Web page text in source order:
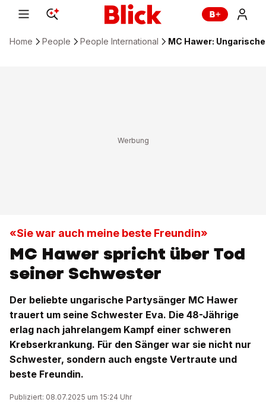
Home People People International MC Hawer:
«Sie war auch meine beste Freundin»
MC Hawer spricht über Tod
seiner Schwester
Der beliebte ungarische Partysänger MC Hawer
trauert um seine Schwester Eva. Die 48-Jährige
erlag nach jahrelangem Kampf einer schweren
Krebserkrankung. Für den Sänger war sie nicht nur
Schwester, sondern auch engste Vertraute und
beste Freundin.
Publiziert: 08.07.2025 um 15:24 Uhr